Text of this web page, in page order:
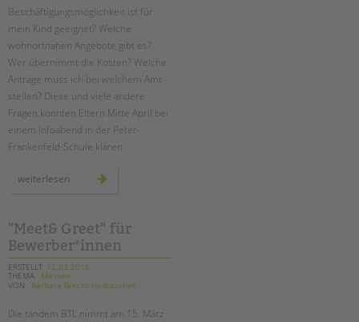
Beschäftigungsmöglichkeit ist für
mein Kind geeignet? Welche
wohnortnahen Angebote gibt es?
Wer übernimmt die Kosten? Welche
Anträge muss ich bei welchem Amt
stellen? Diese und viele andere
Fragen konnten Eltern Mitte April bei
einem Infoabend in der Peter-
Frankenfeld-Schule klären.
weiterlesen
schule
weiter?
ein
infoabend
"Meet& Greet" für
Bewerber*innen
ERSTELLT 12.03.2018
THEMA
Messen
VON
Barbara Brecht-Hadraschek
Die tandem BTL nimmt am 15. März